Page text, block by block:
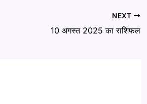
NEXT
10 अगस्त 2025 का राशिफल